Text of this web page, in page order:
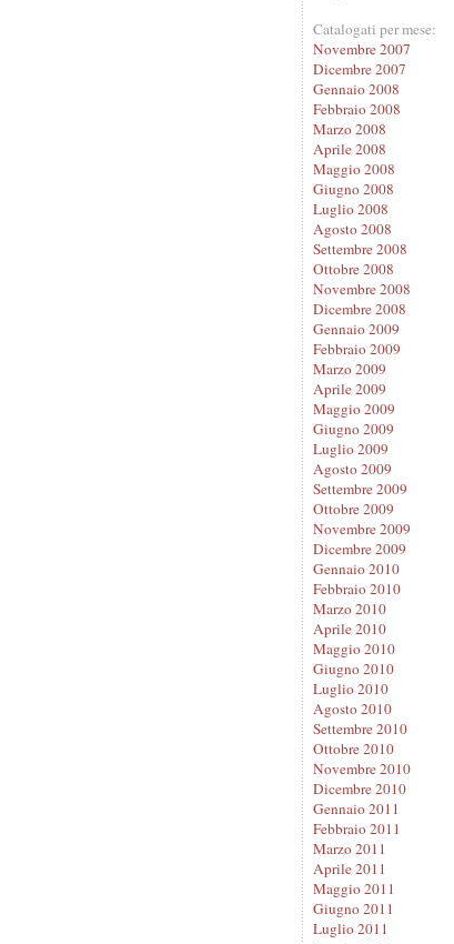
Catalogati per mese:
Novembre 2007
Dicembre 2007
Gennaio 2008
Febbraio 2008
Marzo 2008
Aprile 2008
Maggio 2008
Giugno 2008
Luglio 2008
Agosto 2008
Settembre 2008
Ottobre 2008
Novembre 2008
Dicembre 2008
Gennaio 2009
Febbraio 2009
Marzo 2009
Aprile 2009
Maggio 2009
Giugno 2009
Luglio 2009
Agosto 2009
Settembre 2009
Ottobre 2009
Novembre 2009
Dicembre 2009
Gennaio 2010
Febbraio 2010
Marzo 2010
Aprile 2010
Maggio 2010
Giugno 2010
Luglio 2010
Agosto 2010
Settembre 2010
Ottobre 2010
Novembre 2010
Dicembre 2010
Gennaio 2011
Febbraio 2011
Marzo 2011
Aprile 2011
Maggio 2011
Giugno 2011
Luglio 2011